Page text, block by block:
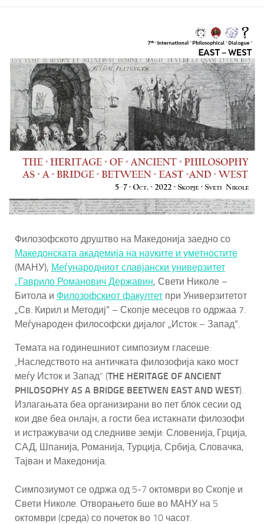
Филозофското друштво на Македонија заедно со
Македонската академија на науките и уметностите
(МАНУ), Меѓународниот славјански универзитет
„Гаврило Романович Державин, Свети Николе –
Битола и Филозофскиот факултет при Универзитетот
„Св. Кирил и Методиј“ – Скопје месецов го одржаа 7.
Меѓународен философски дијалог „Исток – Запад“.
Темата на годинешниот симпозиум гласеше:
„Наследството на античката филозофија како мост
меѓу Исток и Запад“ (THE HERITAGE OF ANCIENT
PHILOSOPHY AS A BRIDGE BEETWEN EAST AND WEST).
Излагањата беа организирани во пет блок сесии од
кои две беа онлајн, а гости беа истакнати филозофи
и истражувачи од следниве земји: Словенија, Грција,
САД, Шпанија, Романија, Турција, Србија, Словачка,
Тајван и Македонија.
Симпозиумот се одржа од 5-7 октомври во Скопје и
Свети Николе. Отворањето бше во МАНУ на 5
октомври (среда) со почеток во 10 часот.